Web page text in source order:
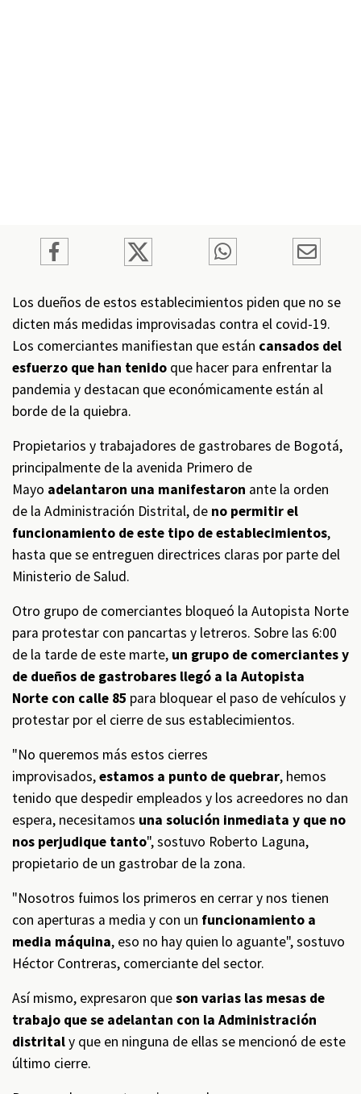
Los dueños de estos establecimientos piden que no se
dicten más medidas improvisadas contra el covid-19.
Los comerciantes manifiestan que están cansados del
esfuerzo que han tenido que hacer para enfrentar la
pandemia y destacan que económicamente están al
borde de la quiebra.
Propietarios y trabajadores de gastrobares de Bogotá,
principalmente de la avenida Primero de
Mayo adelantaron una manifestaron ante la orden
de la Administración Distrital, de no permitir el
funcionamiento de este tipo de establecimientos,
hasta que se entreguen directrices claras por parte del
Ministerio de Salud.
Otro grupo de comerciantes bloqueó la Autopista Norte
para protestar con pancartas y letreros. Sobre las 6:00
de la tarde de este marte, un grupo de comerciantes y
de dueños de gastrobares llegó a la Autopista
Norte con calle 85 para bloquear el paso de vehículos y
protestar por el cierre de sus establecimientos.
"No queremos más estos cierres
improvisados,estamos a punto de quebrar, hemos
tenido que despedir empleados y los acreedores no dan
espera, necesitamos una solución inmediata y que no
nos perjudique tanto", sostuvo Roberto Laguna,
propietario de un gastrobar de la zona.
"Nosotros fuimos los primeros en cerrar y nos tienen
con aperturas a media y con un funcionamiento a
media máquina, eso no hay quien lo aguante", sostuvo
Héctor Contreras, comerciante del sector.
Así mismo, expresaron queson varias las mesas de
trabajo que se adelantan con la Administración
distritaly que en ninguna de ellas se mencionó de este
último cierre.